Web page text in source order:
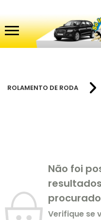
ROLAMENTO DE RODA
Não foi
procurado
Verifique se